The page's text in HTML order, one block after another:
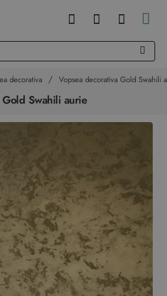
Swahili aurie
decorativa Vopsea decorativa Gold Swahili